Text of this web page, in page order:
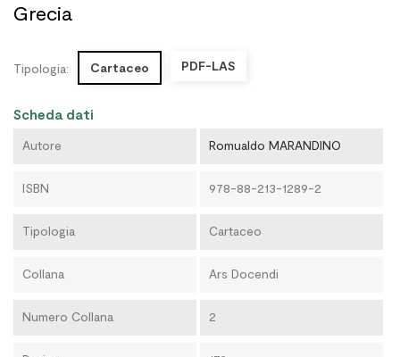
Grecia
Tipologia: Cartaceo PDF-LAS
Scheda dati
Autore Romualdo MARANDINO
ISBN 978-88-213-1289-2
Tipologia Cartaceo
Collana Ars Docendi
Numero Collana 2